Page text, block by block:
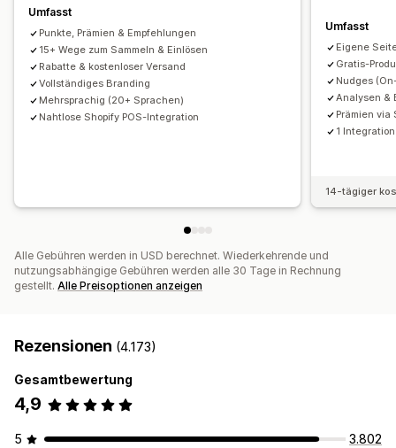
Dienstleistungen
Umfasst
Punkte, Prämien & Empfehlungen
15+ Wege zum Sammeln & Einlösen
Rabatte & kostenloser Versand
Vollständiges Branding
Mehrsprachig (20+ Sprachen)
Nahtlose Shopify POS-Integration
Umfasst
Eigene
Gratis-
Nudges
Analysen &
Prämien via
1
14-tägiger
Alle Gebühren werden in USD berechnet. Wiederkehrende und
nutzungsabhängige Gebühren werden alle 30 Tage in Rechnung
gestellt. Alle Preisoptionen anzeigen
Rezensionen (4.173)
Gesamtbewertung
4,9
5
3.802